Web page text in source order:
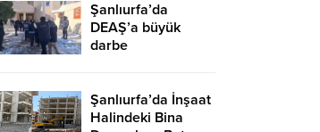
Şanlıurfa’da
DEAŞ’a büyük
darbe
Şanlıurfa’da İnşaat
Halindeki Bina